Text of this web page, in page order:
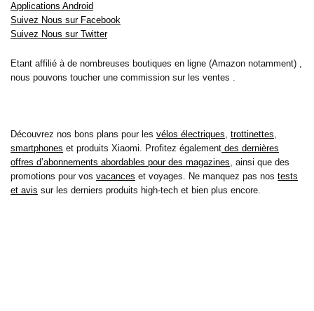
Applications Android
Suivez Nous sur Facebook
Suivez Nous sur Twitter
Etant affilié à de nombreuses boutiques en ligne (Amazon notamment) ,
nous pouvons toucher une commission sur les ventes .
Découvrez nos bons plans pour les vélos électriques, trottinettes,
smartphones et produits Xiaomi. Profitez également des dernières
offres d’abonnements abordables pour des magazines, ainsi que des
promotions pour vos vacances et voyages. Ne manquez pas nos tests
et avis sur les derniers produits high-tech et bien plus encore.